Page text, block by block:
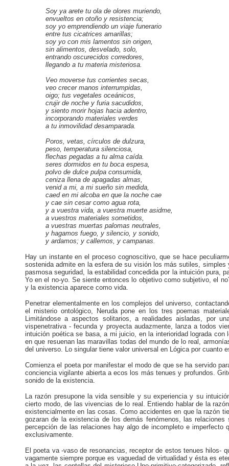
Soy ya arete tu ola de olores muriendo,
envueltos en otoño y resistencia;
soy yo emprendiendo un viaje funerario
entre tus cicatrices amarillas;
soy yo con mis lamentos sin origen,
sin alimentos, desvelado, solo,
entrando oscurecidos corredores,
llegando a tu materia misteriosa.
Veo moverse tus corrientes secas,
veo crecer manos interrumpidas,
oigo; tus vegetales oceánicos,
crujir de noche y furia sacudidos,
y siento morir hojas hacia adentro,
incorporando materiales verdes
a tu inmovilidad desamparada.
Poros, vetas, círculos de dulzura,
peso, temperatura silenciosa,
flechas pegadas a tu alma caída.
seres dormidos en tu boca espesa,
polvo de dulce pulpa consumida,
ceniza llena de apagadas almas,
venid a mi, a mi sueño sin medida,
caed en mi alcoba en que la noche cae
y cae sin cesar como agua rota,
y a vuestra vida, a vuestra muerte asidme,
a vuestros materiales sometidos,
a vuestras muertas palomas neutrales,
y hagamos fuego, y silencio, y sonido,
y ardamos; y callemos, y campanas.
Hay un instante en el proceso cognoscitivo, que se hace
sostenida admite en la esfera de su visión los más sutiles,
pasmosa seguridad, la estabilidad concedida por la intuición pura,
Yo en el no-yo. Se siente entonces lo objetivo como subjetivo, el
y la existencia aparece como vida.
Penetrar elementalmente en los complejos del universo,
el misterio ontológico, Neruda pone en los tres poemas
Limitándose a aspectos solitarios, a realidades aisladas, por
vispenetrativa - fecunda y proyecta audazmente, lanza a todos
intuición poética se basa, a mi juicio, en la interioridad lograda
en que resuenan las maravillas todas del mundo de lo real,
del universo. Lo singular tiene valor universal en Lógica por cuanto
Comienza el poeta por manifestar el modo de que se ha servido
conciencia vigilante abierta a ecos los más tenues y profundos.
sonido de la existencia.
La razón presupone la vida sensible y su experiencia y su
cierto modo, de las vivencias de lo real. Entiendo hablar de la
existencialmente en las cosas. Como accidentes en que la razón
gozaran de la existencia de los demás fenómenos, las
percepción de las relaciones hay algo de incompleto e
exclusivamente.
El poeta va -vaso de resonancias, receptor de estos tenues hilos-
vagamente siempre porque es vaguedad de virtualidad y ésta es